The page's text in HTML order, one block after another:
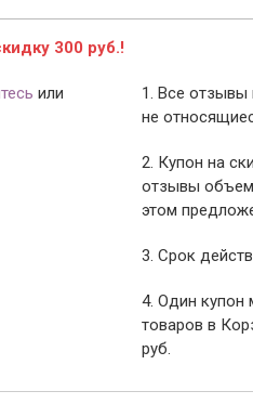
300 руб.!
или
1. Все отзывы
не
2. Купон на
отзывы
этом
3. Срок
4. Один купон
товаров в
руб.